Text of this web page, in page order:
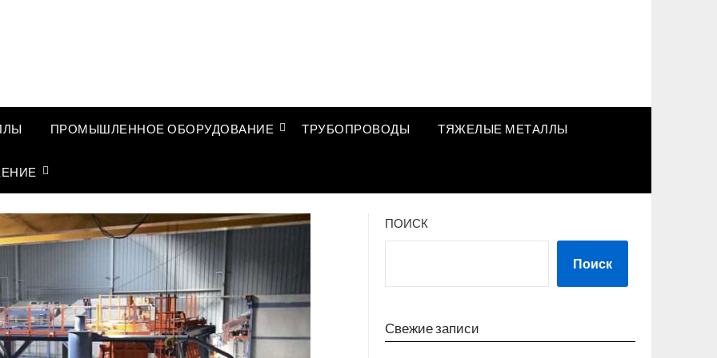
ПРОМЫШЛЕННОЕ ОБОРУДОВАНИЕ ТРУБОПРОВОДЫ ТЯЖЕЛЫЕ МЕТАЛЛЫ
ПОИСК
Поиск
Свежие записи